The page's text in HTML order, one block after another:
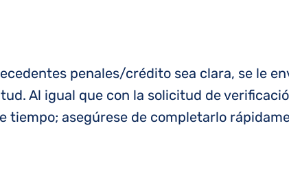
penales/crédito sea clara, se le
Al igual que con la solicitud de
tiempo; asegúrese de completarlo